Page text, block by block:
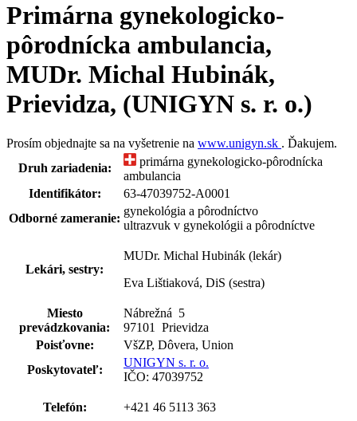
Primárna gynekologicko-
pôrodnícka ambulancia,
MUDr. Michal Hubinák,
Prievidza, (UNIGYN s. r. o.)
Prosím objednajte sa na vyšetrenie na www.unigyn.sk . Ďakujem.
Druh zariadenia:
primárna gynekologicko-pôrodnícka
ambulancia
Identifikátor:
63-47039752-A0001
Odborné zameranie:
gynekológia a pôrodníctvo
ultrazvuk v gynekológii a pôrodníctve
Lekári, sestry:
MUDr. Michal Hubinák (lekár)
Eva Lištiaková, DiS (sestra)
Miesto
prevádzkovania:
Nábrežná 5
97101 Prievidza
Poisťovne:
VšZP, Dôvera, Union
Poskytovateľ:
UNIGYN s. r. o.
IČO: 47039752
Telefón: +421 46 5113 363